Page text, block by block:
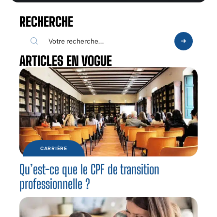
RECHERCHE
ARTICLES EN VOGUE
CARRIÈRE
Qu’est-ce que le CPF de transition
professionnelle ?